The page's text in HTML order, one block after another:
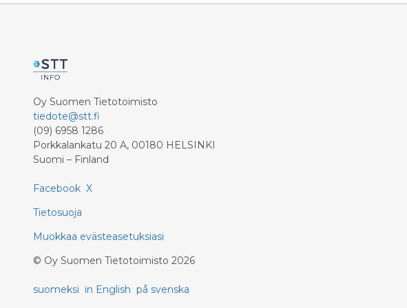
Oy Suomen Tietotoimisto
tiedote@stt.fi
(09) 6958 1286
Porkkalankatu 20 A, 00180 HELSINKI
Suomi – Finland
Facebook X
Tietosuoja
Muokkaa evästeasetuksiasi
© Oy Suomen Tietotoimisto 2026
suomeksi in English på svenska